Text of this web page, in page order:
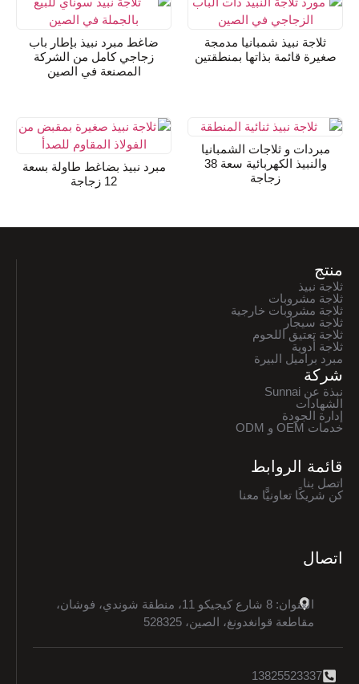
ثلاجة نبيذ شمبانيا مدمجة
صغيرة قائمة بذاتها بمنطقتين
ضاغط مبرد نبيذ بإطار باب
زجاجي كامل من الشركة
المصنعة في الصين
مبردات و ثلاجات الشمبانيا
والنبيذ الكهربائية سعة 38
زجاجة
مبرد نبيذ بضاغط طاولة بسعة
12 زجاجة
منتج
ثلاجة نبيذ
ثلاجة مشروبات
ثلاجة مشروبات خارجية
ثلاجة سيجار
ثلاجة تعتيق اللحوم
ثلاجة أدوية
مبرد براميل البيرة
شركة
نبذة عن Sunnai
الشهادات
إدارة الجودة
خدمات OEM و ODM
قائمة الروابط
اتصل بنا
كن شريكًا تعاونيًّا معنا
اتصال
العنوان: 8 شارع كيجيكو 11، منطقة شوندي، فوشان،
مقاطعة قوانغدونغ، الصين، 528325
13825523337